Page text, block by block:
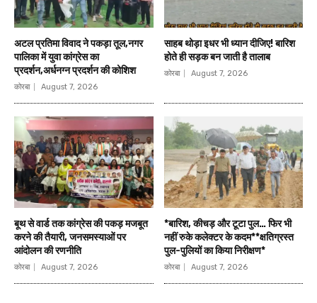
अटल प्रतिमा विवाद ने पकड़ा तूल,नगर
पालिका में युवा कांग्रेस का
प्रदर्शन,अर्धनग्न प्रदर्शन की कोशिश
कोरबा August 7, 2026
साहब थोड़ा इधर भी ध्यान दीजिए! बारिश
होते ही सड़क बन जाती है तालाब
कोरबा August 7, 2026
बूथ से वार्ड तक कांग्रेस की पकड़ मजबूत
करने की तैयारी, जनसमस्याओं पर
आंदोलन की रणनीति
कोरबा August 7, 2026
*बारिश, कीचड़ और टूटा पुल… फिर भी
नहीं रुके कलेक्टर के कदम**क्षतिग्रस्त
पुल-पुलियों का किया निरीक्षण*
कोरबा August 7, 2026